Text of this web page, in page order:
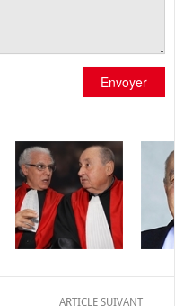
Envoyer
ARTICLE SUIVANT